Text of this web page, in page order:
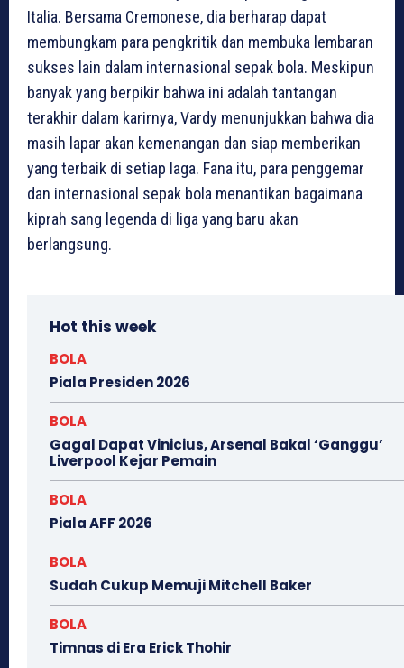
Italia. Bersama Cremonese, dia berharap dapat
membungkam para pengkritik dan membuka lembaran
sukses lain dalam internasional sepak bola. Meskipun
banyak yang berpikir bahwa ini adalah tantangan
terakhir dalam karirnya, Vardy menunjukkan bahwa dia
masih lapar akan kemenangan dan siap memberikan
yang terbaik di setiap laga. Fana itu, para penggemar
dan internasional sepak bola menantikan bagaimana
kiprah sang legenda di liga yang baru akan
berlangsung.
Hot this week
BOLA
Piala Presiden 2026
BOLA
Gagal Dapat Vinicius, Arsenal Bakal ‘Ganggu’
Liverpool Kejar Pemain
BOLA
Piala AFF 2026
BOLA
Sudah Cukup Memuji Mitchell Baker
BOLA
Timnas di Era Erick Thohir